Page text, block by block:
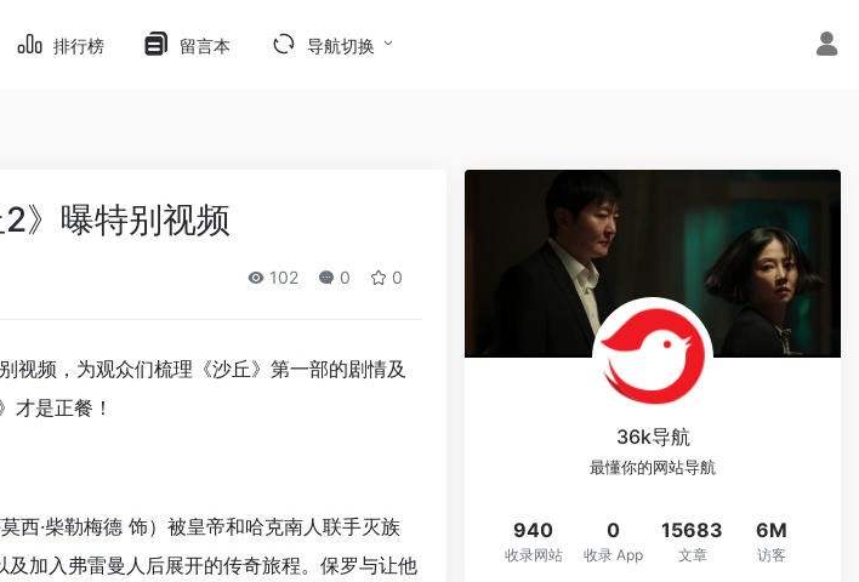
排行榜 留言本 导航切换
》曝特别视频
102 0 0
视频，为观众们梳理《沙丘》第一部的剧情及
才是正餐！
西·柴勒梅德 饰）被皇帝和哈克南人联手灭族
加入弗雷曼人后展开的传奇旅程。保罗与让他
36k导航
最懂你的网站导航
940
收录网站
0
收录 App
15683
文章
6M
访客